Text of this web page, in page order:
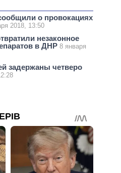
о провокациях
2018, 13:50
незаконное
в ДНР 8 января
задержаны четверо